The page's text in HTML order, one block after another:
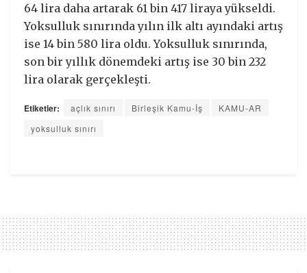
64 lira daha artarak 61 bin 417 liraya yükseldi.
Yoksulluk sınırında yılın ilk altı ayındaki artış
ise 14 bin 580 lira oldu. Yoksulluk sınırında,
son bir yıllık dönemdeki artış ise 30 bin 232
lira olarak gerçekleşti.
Etiketler: açlık sınırı Birleşik Kamu-İş
KAMU-AR
yoksulluk sınırı